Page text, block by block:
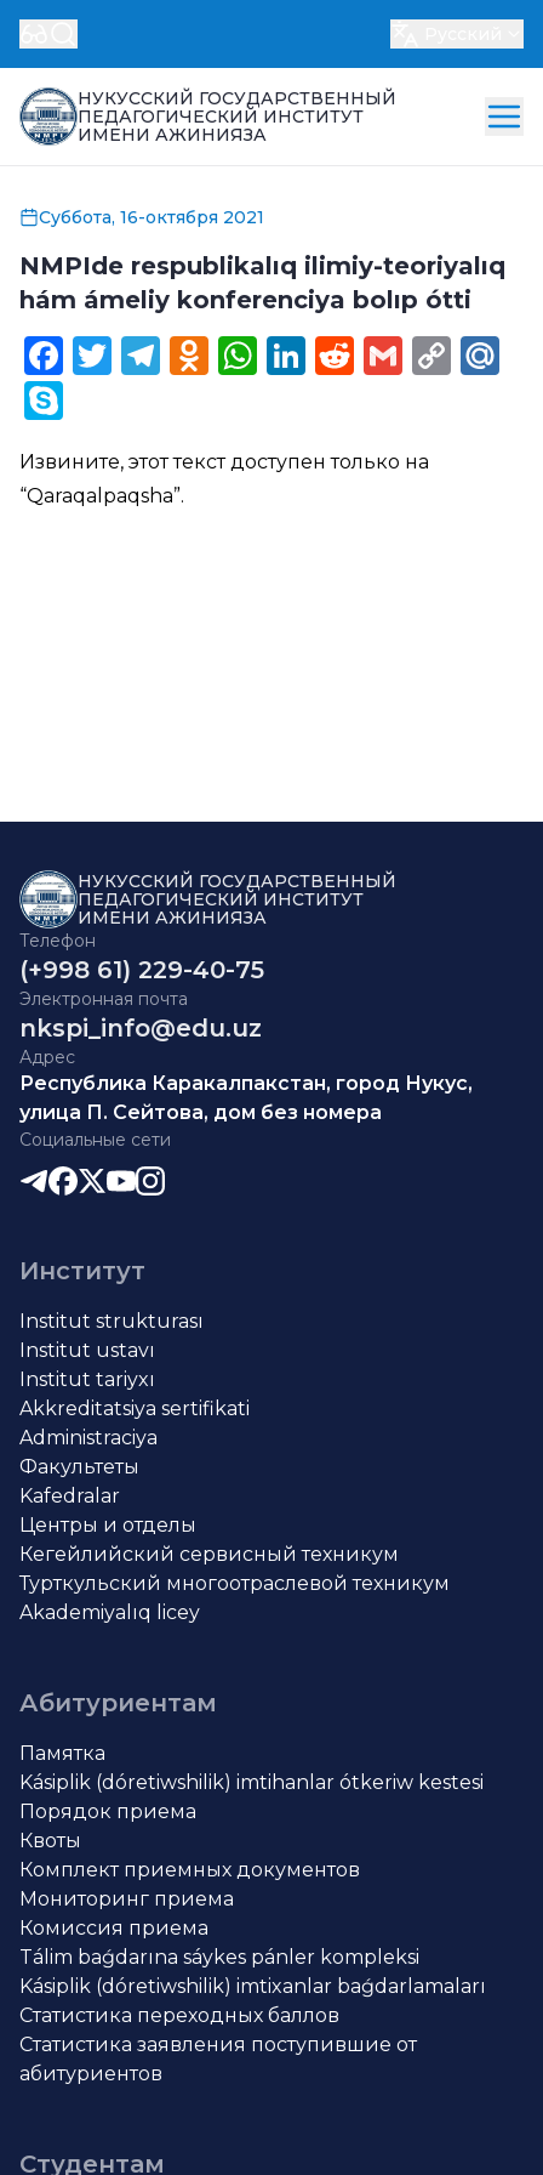
НУКУССКИЙ ГОСУДАРСТВЕННЫЙ
ПЕДАГОГИЧЕСКИЙ ИНСТИТУТ
ИМЕНИ АЖИНИЯЗА
Суббота, 16-октября 2021
NMPIde respublikalıq ilimiy-teoriyalıq
hám ámeliy konferenciya bolıp ótti
Facebook
Twitter
Telegram
Odnoklassniki
WhatsApp
LinkedIn
Reddit
Gmail
Извините, этот текст доступен только на
“Qaraqalpaqsha”.
НУКУССКИЙ ГОСУДАРСТВЕННЫЙ
ПЕДАГОГИЧЕСКИЙ ИНСТИТУТ
ИМЕНИ АЖИНИЯЗА
Телефон
(+998 61) 229-40-75
Электронная почта
nkspi_info@edu.uz
Адрес
Республика Каракалпакстан, город Нукус,
улица П. Сейтова, дом без номера
Социальные сети
Институт
Institut strukturası
Institut ustavı
Institut tariyxı
Akkreditatsiya sertifikati
Administraciya
Факультеты
Kafedralar
Центры и отделы
Кегейлийский сервисный техникум
Турткульский многоотраслевой техникум
Akademiyalıq licey
Абитуриентам
Памятка
Kásiplik (dóretiwshilik) imtihanlar ótkeriw kestesi
Порядок приема
Квоты
Комплект приемных документов
Мониторинг приема
Комиссия приема
Tálim baǵdarına sáykes pánler kompleksi
Kásiplik (dóretiwshilik) imtixanlar baǵdarlamaları
Статистика переходных баллов
Статистика заявления поступившие от
абитуриентов
Студентам